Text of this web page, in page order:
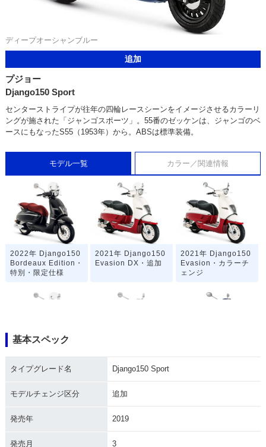
ディープオーシャンブルー
追加
プジョー
Django150 Sport
センターストライプが往年の四輪レースシーンをイメージさせるカラーリ
ングが施された「ジャンゴスポーツ」。55番のゼッケンは、ジャンゴのベ
ースにもなったS55（1953年）から。ABSは標準装備。
モデル一覧 カラー／関連情報
2022年 Django150
Bordeaux Edition・
特別・限定仕様
2021年 Django150
Evasion DX・追加
2021年 Django150
Evasion・カラーチ
ェンジ
2021年 Django150
DX・追加
0・カラーチェンジ
基本スペック
タイプグレード名 Django150 Sport
モデルチェンジ区分 追加
発売年 2019
発売月 3